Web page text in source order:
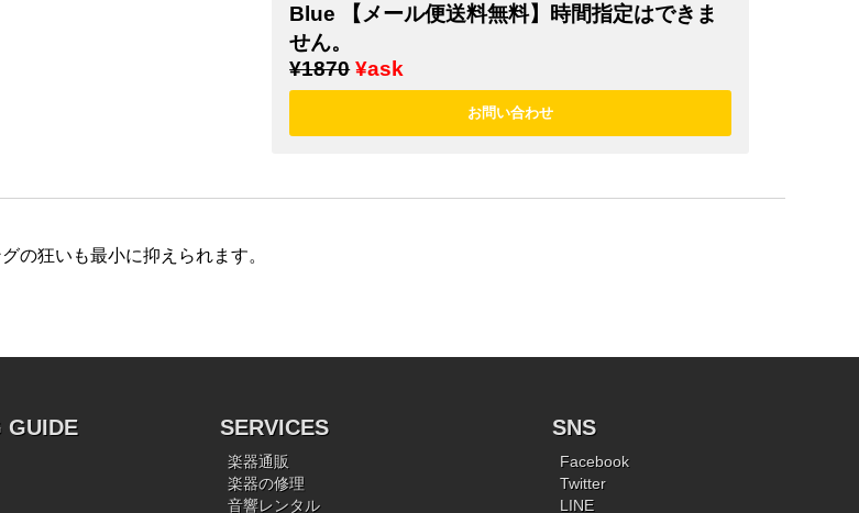
Blue 【メール便送料無料】時間指定はできま
せん。
¥1870 ¥ask
の狂いも最小に抑えられます。
GUIDE SERVICES
楽器通販
楽器の修理
音響レンタル
SNS
Facebook
Twitter
LINE